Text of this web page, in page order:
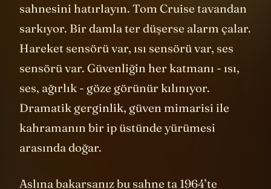
Mission: Impossible'ın 1996 Langley
sahnesini hatırlayın. Tom Cruise tavandan
sarkıyor. Bir damla ter düşerse alarm çalar.
Hareket sensörü var, ısı sensörü var, ses
sensörü var. Güvenliğin her katmanı - ısı,
ses, ağırlık - göze görünür kılınıyor.
Dramatik gerginlik, güven mimarisi ile
kahramanın bir ip üstünde yürümesi